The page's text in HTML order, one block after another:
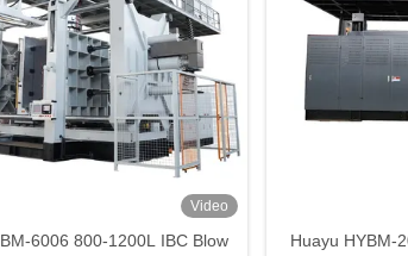
Video
6006 800-1200L IBC Blow
Huayu HYBM-